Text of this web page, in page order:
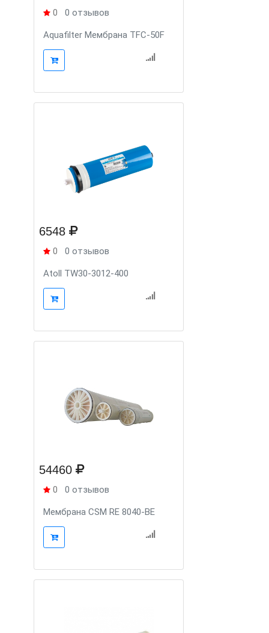
0 0 отзывов
Aquafilter Мембрана TFC-50F
6548
0 0 отзывов
Atoll TW30-3012-400
54460
0 0 отзывов
Мембрана CSM RE 8040-BE